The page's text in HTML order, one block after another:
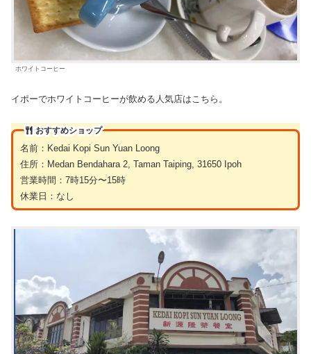
ホワイトコーヒー
イポーでホワイトコーヒーが飲める人気店はこちら。
おすすめショップ
名前：Kedai Kopi Sun Yuan Loong
住所：Medan Bendahara 2, Taman Taiping, 31650 Ipoh
営業時間：7時15分〜15時
休業日：なし